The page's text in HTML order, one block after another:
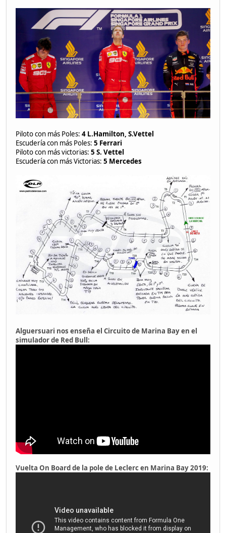
Piloto con más Poles: 4 L.Hamilton, S.Vettel
Escudería con más Poles: 5 Ferrari
Piloto con más victorias: 5 S. Vettel
Escudería con más Victorias: 5 Mercedes
Alguersuari nos enseña el Circuito de Marina Bay en el
simulador de Red Bull:
Vuelta On Board de la pole de Leclerc en Marina Bay 2019: